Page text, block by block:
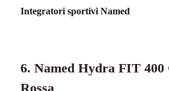
Integratori sportivi Named
6. Named Hydra FIT 400
Rossa